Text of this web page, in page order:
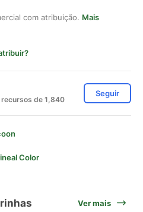
com atribuição. Mais
de 1,840
Seguir
Color
Ver mais